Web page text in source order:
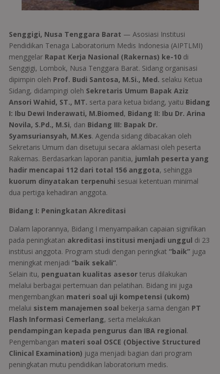
Senggigi, Nusa Tenggara Barat — Asosiasi Institusi
Pendidikan Tenaga Laboratorium Medis Indonesia (AIPTLMI)
menggelar Rapat Kerja Nasional (Rakernas) ke-10di
Senggigi, Lombok, Nusa Tenggara Barat. Sidang organisasi
dipimpin oleh Prof. Budi Santosa, M.Si., Med. selaku Ketua
Sidang, didampingi oleh Sekretaris Umum Bapak Aziz
Ansori Wahid, ST., MT. serta para ketua bidang, yaitu Bidang
I: Ibu Dewi Inderawati, M.Biomed, Bidang II: Ibu Dr. Arina
Novila, S.Pd., M.Si, dan Bidang III: Bapak Dr.
Syamsuriansyah, M.Kes. Agenda sidang dibacakan oleh
Sekretaris Umum dan disetujui secara aklamasi oleh peserta
Rakernas. Berdasarkan laporan panitia, jumlah peserta yang
hadir mencapai 112 dari total 156 anggota, sehingga
kuorum dinyatakan terpenuhi sesuai ketentuan minimal
dua pertiga kehadiran anggota.
Bidang I: Peningkatan Akreditasi
Dalam laporannya, Bidang I menyampaikan capaian signifikan
pada peningkatan akreditasi institusi menjadi unggul di 23
institusi anggota. Program studi dengan peringkat “baik”juga
meningkat menjadi “baik sekali”.
Selain itu, penguatan kualitas asesorterus dilakukan
melalui berbagai pertemuan dan pelatihan. Bidang ini juga
mengembangkan materi soal uji kompetensi (ukom)
melalui sistem manajemen soal bekerja sama dengan PT
Flash Informasi Cemerlang, serta melakukan
pendampingan kepada pengurus dan IBA regional.
Pengembangan materi soal OSCE (Objective Structured
Clinical Examination) juga menjadi bagian dari program
peningkatan mutu pendidikan laboratorium medis.